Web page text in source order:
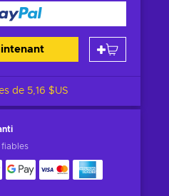
de 5,16 $US
fiables